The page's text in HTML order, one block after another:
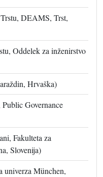
DEAMS, Trst,
Oddelek za inženirstvo
Hrvaška)
Governance
Fakulteta za
Slovenija)
univerza München,